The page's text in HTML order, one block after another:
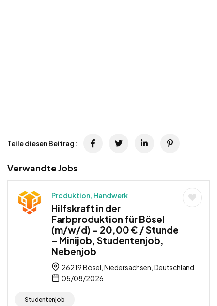
Teile diesen Beitrag:
Verwandte Jobs
Produktion, Handwerk
Hilfskraft in der
Farbproduktion für Bösel
(m/w/d) – 20,00 € / Stunde
– Minijob, Studentenjob,
Nebenjob
26219 Bösel, Niedersachsen, Deutschland
05/08/2026
Studentenjob